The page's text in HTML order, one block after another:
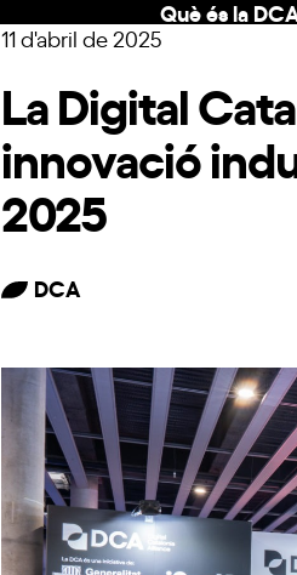
Què és la
11 d'abril de 2025
La Digital
innovació
2025
DCA